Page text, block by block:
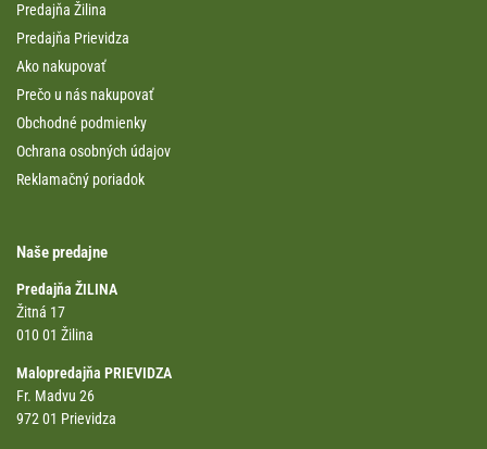
Predajňa Žilina
Predajňa Prievidza
Ako nakupovať
Prečo u nás nakupovať
Obchodné podmienky
Ochrana osobných údajov
Reklamačný poriadok
Naše predajne
Predajňa ŽILINA
Žitná 17
010 01 Žilina
Malopredajňa PRIEVIDZA
Fr. Madvu 26
972 01 Prievidza